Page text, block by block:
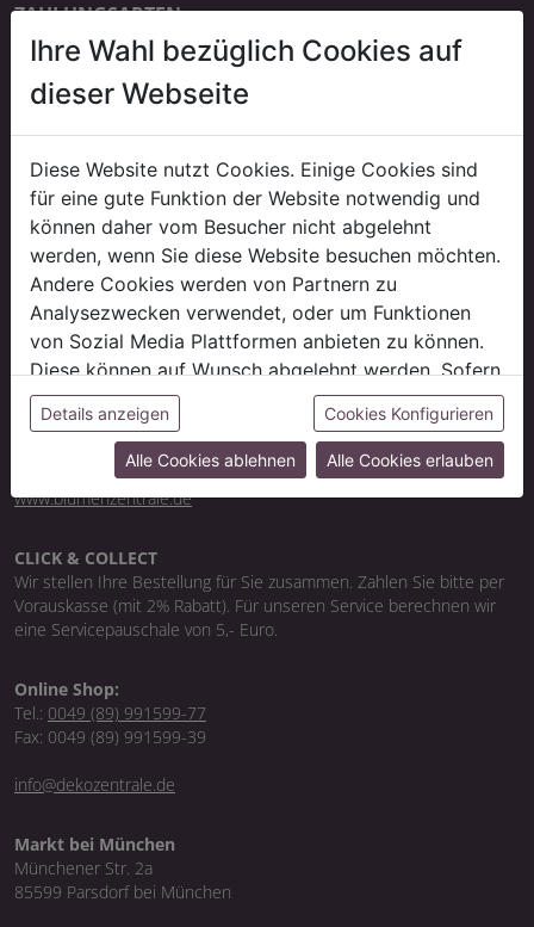
ZAHLUNGSARTEN
Bankeinzug
LIEFERUNG
*Gratis Lieferung!
Versandkostenfrei innerhalb Deutschlands ab 500 € Auftragswert
(ausgenommen evtl. anfallende Speditions-/ Sperrgutkosten).
Liefer- und Versandkosten
CASH & CARRY
Besuchen Sie unsere Abholmärkte Neben unseren Onlineangebot
finden Sie dort auch ein riesiges Sortiment an tagesaktueller Ware
und Schnittblumen.
www.blumenzentrale.de
CLICK & COLLECT
Wir stellen Ihre Bestellung für Sie zusammen. Zahlen Sie bitte per
Vorauskasse (mit 2% Rabatt). Für unseren Service berechnen wir
eine Servicepauschale von 5,- Euro.
Online Shop:
Tel.: 0049 (89) 991599-77
Fax: 0049 (89) 991599-39
info@dekozentrale.de
Markt bei München
Münchener Str. 2a
85599 Parsdorf bei München
Ihre Wahl bezüglich Cookies auf
dieser Webseite
Diese Website nutzt Cookies. Einige Cookies sind
für eine gute Funktion der Website notwendig und
können daher vom Besucher nicht abgelehnt
werden, wenn Sie diese Website besuchen möchten.
Andere Cookies werden von Partnern zu
Analysezwecken verwendet, oder um Funktionen
von Sozial Media Plattformen anbieten zu können.
Diese können auf Wunsch abgelehnt werden. Sofern
sie unsere Webseite weiter nutzen, geben Sie
Einwilligung zu unseren Cookies.
Details anzeigen Cookies Konfigurieren
Alle Cookies ablehnen Alle Cookies erlauben